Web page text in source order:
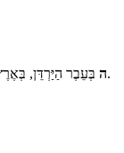
הבְּעֵבֶר הַיַּרְדֵּן, בְּאֶרֶץ מוֹאָב, הוֹאִיל מֹשֶׁה, בֵּאֵר אֶת-הַתּוֹרָה הַזֹּאת לֵאמֹר.